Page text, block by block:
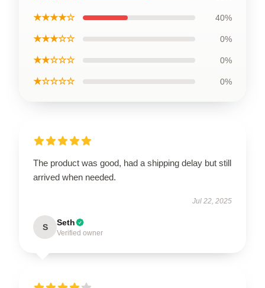
★★★★☆ 40%
★★★☆☆ 0%
★★☆☆☆ 0%
★☆☆☆☆ 0%
The product was good, had a shipping delay but still
arrived when needed.
Jul 22, 2025
S Seth
Verified owner